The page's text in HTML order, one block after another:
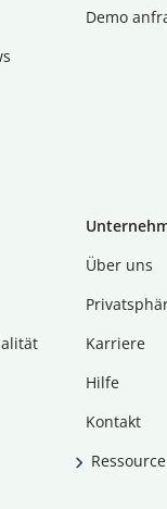
Demo
Über uns
Karriere
Hilfe
Kontakt